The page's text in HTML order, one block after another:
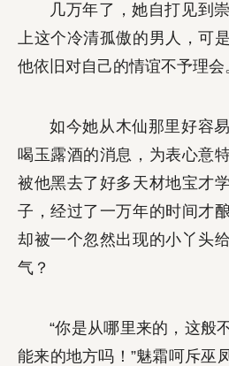
几万年了，她自打见到
上这个冷清孤傲的男人，可
他依旧对自己的情谊不予理会
如今她从木仙那里好容
喝玉露酒的消息，为表心意
被他黑去了好多天材地宝才
子，经过了一万年的时间才
却被一个忽然出现的小丫头
气？
“你是从哪里来的，这般
能来的地方吗！”魅霜呵斥巫